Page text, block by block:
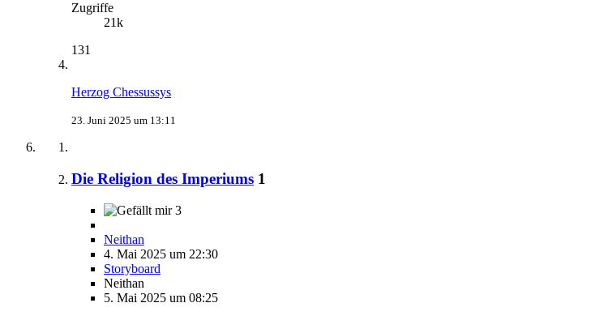
Zugriffe
21k
131
Herzog Chessussys
23. Juni 2025 um 13:11
Die Religion des Imperiums 1
3
Neithan
4. Mai 2025 um 22:30
Storyboard
Neithan
5. Mai 2025 um 08:25